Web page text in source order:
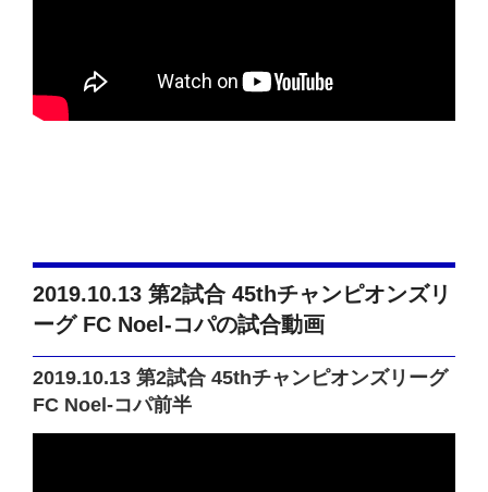
2019.10.13 第2試合 45thチャンピオンズリ
ーグ FC Noel-コパの試合動画
2019.10.13 第2試合 45thチャンピオンズリーグ
FC Noel-コパ前半